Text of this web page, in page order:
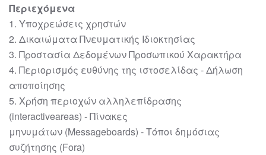
Περιεχόμενα
1. Υποχρεώσεις χρηστών
2. Δικαιώματα Πνευματικής Ιδιοκτησίας
3. Προστασία Δεδομένων Προσωπικού Χαρακτήρα
4. Περιορισμός ευθύνης της ιστοσελίδας -Δήλωση
αποποίησης
5. Χρήση περιοχών αλληλεπίδρασης
(interactiveareas) -Πίνακες
μηνυμάτων (Messageboards) -Τόποι δημόσιας
συζήτησης (Fora)